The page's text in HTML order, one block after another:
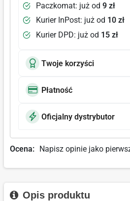
Paczkomat: już od 9 zł
Kurier InPost: już od 10 zł
Kurier DPD: już od 15 zł
Twoje korzyści
Płatność
Oficjalny dystrybutor
Ocena: Napisz opinie jako
Opis produktu